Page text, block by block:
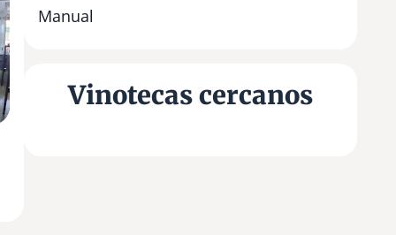
Manual
Vinotecas cercanos